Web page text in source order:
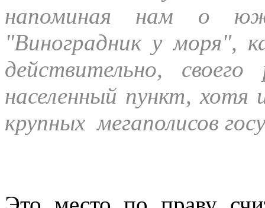
напоминая нам о
"Виноградник у моря",
действительно,
населенный пункт,
крупных мегаполисов